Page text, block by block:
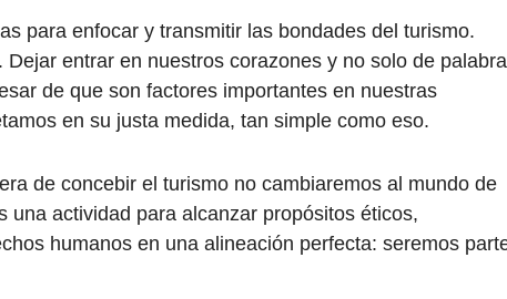
para enfocar y transmitir las bondades del turismo.
entrar en nuestros corazones y no solo de
de que son factores importantes en nuestras
en su justa medida, tan simple como eso.
de concebir el turismo no cambiaremos al mundo de
una actividad para alcanzar propósitos éticos,
humanos en una alineación perfecta: seremos